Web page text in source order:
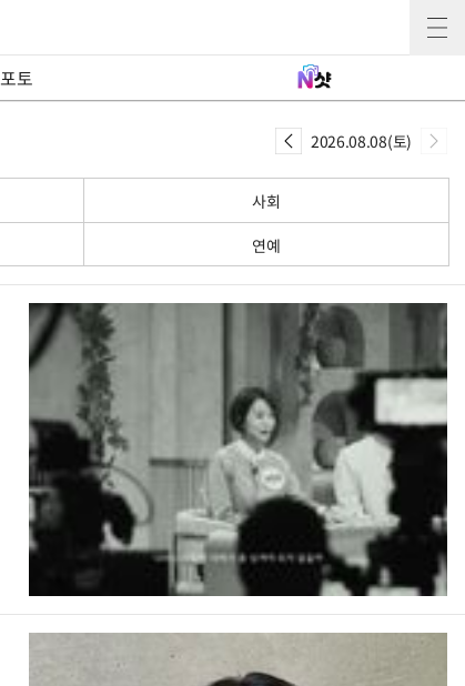
포토
2026.08.08(토)
사회
연예